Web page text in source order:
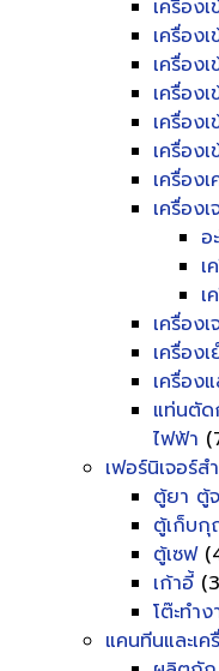
เครื่อง
เครื่อง
เครื่อง
เครื่อง
เครื่อง
เครื่อง
เครื่อง
เครื่อง
อ
เ
เ
เครื่อง
เครื่อง
เครื่อง
แท่นตัด
ไฟฟ้า
เฟอร์นิเจอร์ส
ตู้ยา ตู้
ตู้เก็บ
ตู้เซฟ
เก้าอี้
โต๊ะทำ
แคนทีนและเ